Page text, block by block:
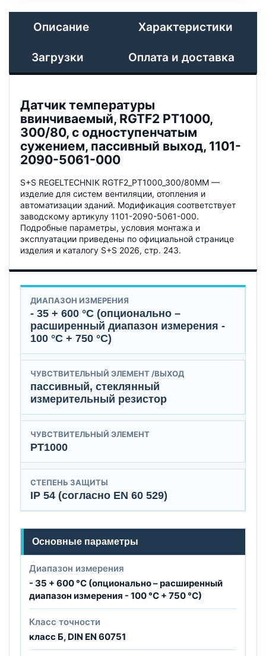
Описание Характеристики
Загрузки Оплата и доставка
Датчик температуры
ввинчиваемый, RGTF2 PT1000,
300/80, с одноступенчатым
сужением, пассивный выход, 1101-
2090-5061-000
S+S REGELTECHNIK RGTF2_PT1000_300/80MM —
изделие для систем вентиляции, отопления и
автоматизации зданий. Модификация соответствует
заводскому артикулу 1101-2090-5061-000.
Подробные параметры, условия монтажа и
эксплуатации приведены по официальной странице
изделия и каталогу S+S 2026, стр. 243.
ДИАПАЗОН ИЗМЕРЕНИЯ
- 35 + 600 °C (опционально –
расширенный диапазон измерения -
100 °C + 750 °C)
ЧУВСТВИТЕЛЬНЫЙ ЭЛЕМЕНТ /ВЫХОД
пассивный, стеклянный
измерительный резистор
ЧУВСТВИТЕЛЬНЫЙ ЭЛЕМЕНТ
PT1000
СТЕПЕНЬ ЗАЩИТЫ
IP 54 (согласно EN 60 529)
Основные параметры
Диапазон измерения
- 35 + 600 °C (опционально – расширенный
диапазон измерения - 100 °C + 750 °C)
Класс точности
класс Б, DIN EN 60751